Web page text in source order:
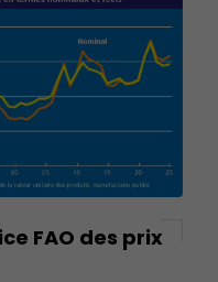
FAO des prix